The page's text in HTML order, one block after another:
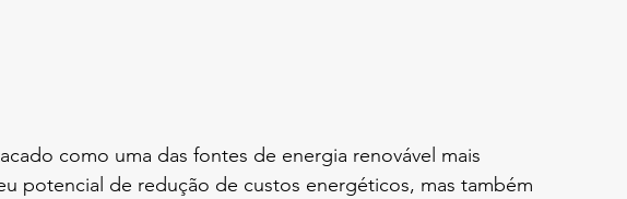
como uma das fontes de energia renovável mais
potencial de redução de custos energéticos, mas também